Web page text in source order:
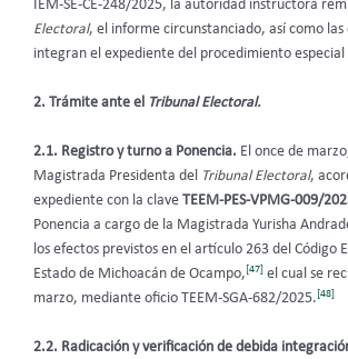
IEM-SE-CE-248/2025, la autoridad instructora
Electoral, el informe circunstanciado, así como las
integran el expediente del procedimiento especial
2. Trámite ante el Tribunal Electoral.
2.1. Registro y turno a Ponencia. El once de
Magistrada Presidenta del
Tribunal Electoral,
expediente con la clave
TEEM-PES-VPMG-009/
Ponencia a cargo de la Magistrada Yurisha
los efectos previstos en el artículo 263 del Código
Estado de Michoacán de Ocampo,[47] el cual se
marzo, mediante oficio TEEM-SGA-682/2025.[48]
2.2. Radicación y verificación de debida